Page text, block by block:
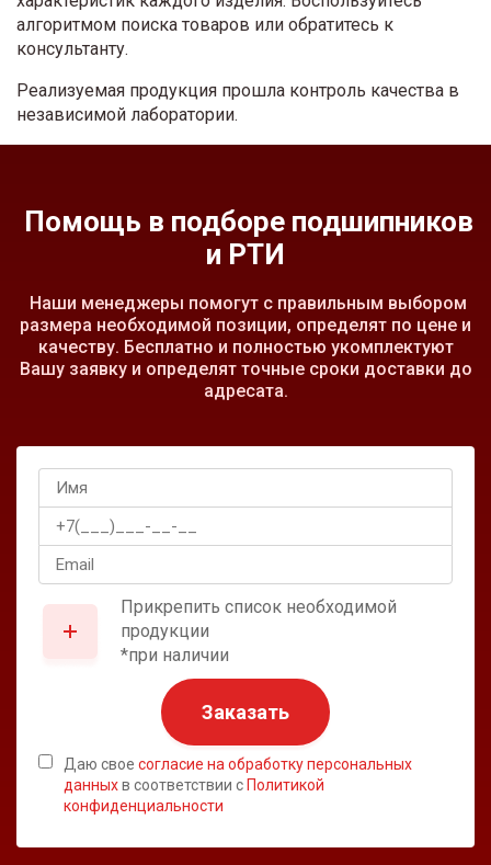
алгоритмом поиска товаров или обратитесь к
консультанту.
Реализуемая продукция прошла контроль качества в
независимой лаборатории.
Помощь в подборе подшипников
и РТИ
Наши менеджеры помогут с правильным выбором
размера необходимой позиции, определят по цене и
качеству. Бесплатно и полностью укомплектуют
Вашу заявку и определят точные сроки доставки до
адресата.
Прикрепить список необходимой
продукции
*при наличии
Заказать
Даю свое согласие на обработку персональных
данныхв соответствии с Политикой
конфиденциальности